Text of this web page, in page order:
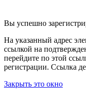
Вы успешно
На указанный адрес
ссылкой на
перейдите по этой
регистрации. Ссылка
Закрыть это окно